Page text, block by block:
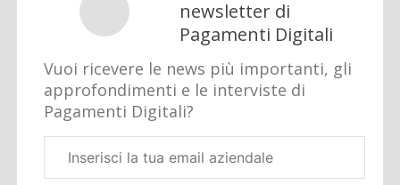
newsletter di
Pagamenti Digitali
Vuoi ricevere le news più importanti, gli
approfondimenti e le interviste di
Pagamenti Digitali?
aziendale